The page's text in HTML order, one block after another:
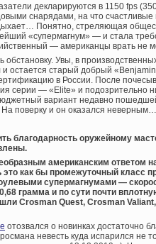
декларируются в 1150 fps
снарядами, на что
Понятно, стреляющая
«супермагнум» — и стала
— американцы врать не
Увы, в
остается старый добрый
в России. После
серии — «Elite» и подозрительно
вариант недавно
поверку и он оказался неверным…
благодарность оружейному
американским ответом
это как бы промежуточный класс
супермагнумами —
грамма и по сути почти
Crosman Quest, Crosman
отозвался о новинках достаточно
невесть куда испарился не